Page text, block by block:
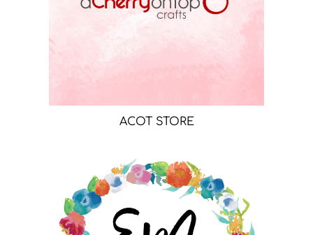
ACOT STORE